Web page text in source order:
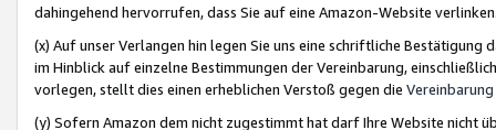
dahingehend hervorrufen, dass Sie auf eine Amazon-Website
(x) Auf unser Verlangen hin legen Sie uns eine schriftliche
im Hinblick auf einzelne Bestimmungen der Vereinbarung,
vorlegen, stellt dies einen erheblichen Verstoß gegen die Vereinbarung
(y) Sofern Amazon dem nicht zugestimmt hat darf Ihre Website nicht